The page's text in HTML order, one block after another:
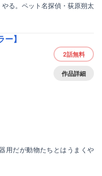
る。ペット名探偵・荻原朔太
】
2話無料
作品詳細
用だが動物たちとはうまくや